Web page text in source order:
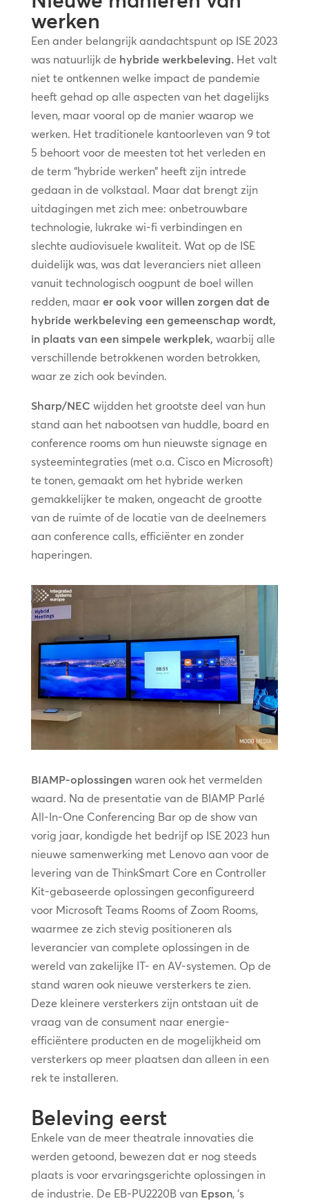
werken
Een ander belangrijk aandachtspunt op ISE 2023
was natuurlijk de hybride werkbeleving.Het valt
niet te ontkennen welke impact de pandemie
heeft gehad op alle aspecten van het dagelijks
leven, maar vooral op de manier waarop we
werken. Het traditionele kantoorleven van 9 tot
5 behoort voor de meesten tot het verleden en
de term “hybride werken” heeft zijn intrede
gedaan in de volkstaal. Maar dat brengt zijn
uitdagingen met zich mee: onbetrouwbare
technologie, lukrake wi-fi verbindingen en
slechte audiovisuele kwaliteit. Wat op de ISE
duidelijk was, was dat leveranciers niet alleen
vanuit technologisch oogpunt de boel willen
redden, maar er ook voor willen zorgen dat de
hybride werkbeleving een gemeenschap wordt,
in plaats van een simpele werkplek, waarbij alle
verschillende betrokkenen worden betrokken,
waar ze zich ook bevinden.
Sharp/NEC wijdden het grootste deel van hun
stand aan het nabootsen van huddle, board en
conference rooms om hun nieuwste signage en
systeemintegraties (met o.a. Cisco en Microsoft)
te tonen, gemaakt om het hybride werken
gemakkelijker te maken, ongeacht de grootte
van de ruimte of de locatie van de deelnemers
aan conference calls, efficiënter en zonder
haperingen.
BIAMP-oplossingenwaren ook het vermelden
waard. Na de presentatie van de BIAMP Parlé
All-In-One Conferencing Bar op de show van
vorig jaar, kondigde het bedrijf op ISE 2023 hun
nieuwe samenwerking met Lenovo aan voor de
levering van de ThinkSmart Core en Controller
Kit-gebaseerde oplossingen geconfigureerd
voor Microsoft Teams Rooms of Zoom Rooms,
waarmee ze zich stevig positioneren als
leverancier van complete oplossingen in de
wereld van zakelijke IT- en AV-systemen. Op de
stand waren ook nieuwe versterkers te zien.
Deze kleinere versterkers zijn ontstaan uit de
vraag van de consument naar energie-
efficiëntere producten en de mogelijkheid om
versterkers op meer plaatsen dan alleen in een
rek te installeren.
Beleving eerst
Enkele van de meer theatrale innovaties die
werden getoond, bewezen dat er nog steeds
plaats is voor ervaringsgerichte oplossingen in
de industrie. De EB-PU2220B van Epson, ’s